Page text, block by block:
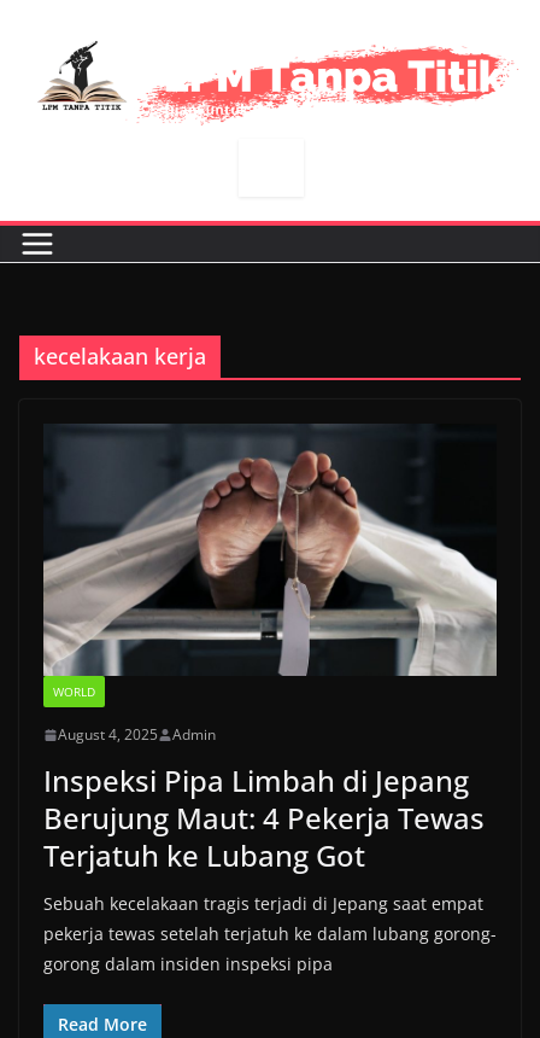
content
kecelakaan kerja
WORLD
August 4, 2025 Admin
Inspeksi Pipa Limbah di Jepang
Berujung Maut: 4 Pekerja Tewas
Terjatuh ke Lubang Got
Sebuah kecelakaan tragis terjadi di Jepang saat empat
pekerja tewas setelah terjatuh ke dalam lubang gorong-
gorong dalam insiden inspeksi pipa
Read More